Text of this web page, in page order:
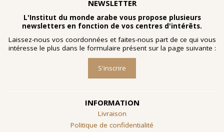
NEWSLETTER
L'Institut du monde arabe vous propose plusieurs
newsletters en fonction de vos centres d'intérêts.
Laissez-nous vos coordonnées et faites-nous part de ce qui vous
intéresse le plus dans le formulaire présent sur la page suivante :
S'inscrire
INFORMATION
Livraison
Politique de confidentialité